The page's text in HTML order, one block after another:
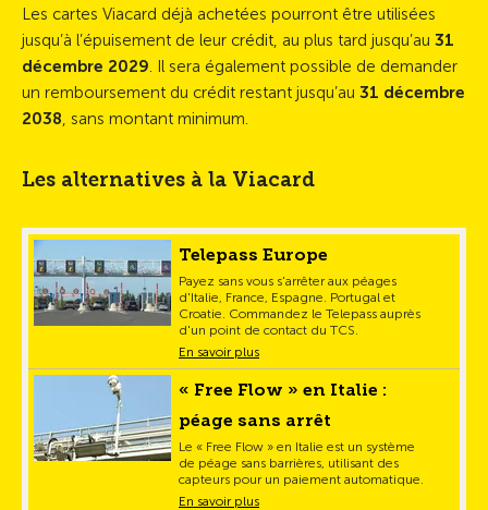
Les cartes Viacard déjà achetées pourront être utilisées
jusqu’à l’épuisement de leur crédit, au plus tard jusqu’au 31
décembre 2029. Il sera également possible de demander
un remboursement du crédit restant jusqu’au 31 décembre
2038, sans montant minimum.
Les alternatives à la Viacard
Telepass Europe
Payez sans vous s'arrêter aux péages
d'Italie, France, Espagne. Portugal et
Croatie. Commandez le Telepass auprès
d'un point de contact du TCS.
En savoir plus
« Free Flow » en Italie :
péage sans arrêt
Le « Free Flow » en Italie est un système
de péage sans barrières, utilisant des
capteurs pour un paiement automatique.
En savoir plus